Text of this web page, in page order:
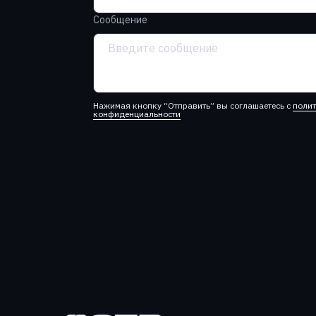
Сообщение
Нажимая кнопку “Отправить” вы соглашаетесь с
конфиденциальности